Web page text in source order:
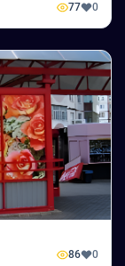
77 0
86 0